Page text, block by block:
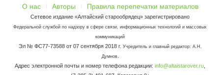
О нас
Авторы Правила перепечатки материалов
Сетевое издание «Алтайский старообрядец» зарегистрировано
Федеральной службой по надзору в сфере связи, информационных технологий и массовых
коммуникаций
Эл № ФС77-73588 от 07 сентября 2018 г. Учредитель и главный редактор: А.Н.
Думнов.
Адрес электронной почты и номер телефона редакции: info@altaistarover.ru